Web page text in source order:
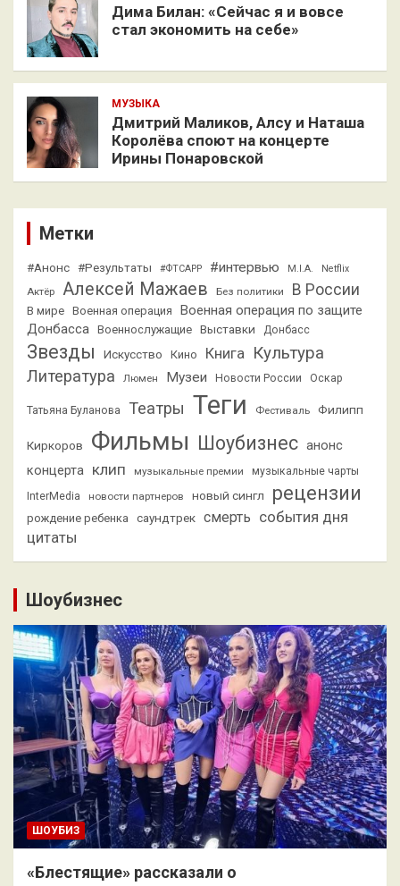
Дима Билан: «Сейчас я и вовсе
стал экономить на себе»
МУЗЫКА
Дмитрий Маликов, Алсу и Наташа
Королёва споют на концерте
Ирины Понаровской
Метки
#Анонс #Результаты #ФТСАРР #интервью M.I.A. Netflix
Актёр Алексей Мажаев Без политики В России
В мире Военная операция
Военная операция по защите
Донбасса
Военнослужащие Выставки Донбасс
Звезды Искусство Кино Книга Культура
Литература Люмен Музеи Новости России Оскар
Татьяна Буланова Театры Теги Фестиваль Филипп
Киркоров Фильмы Шоубизнес анонс
концерта
клип музыкальные премии
музыкальные чарты
InterMedia
новости партнеров новый сингл рецензии
рождение ребенка саундтрек смерть события дня
цитаты
Шоубизнес
ШОУБИЗ
«Блестящие» рассказали о